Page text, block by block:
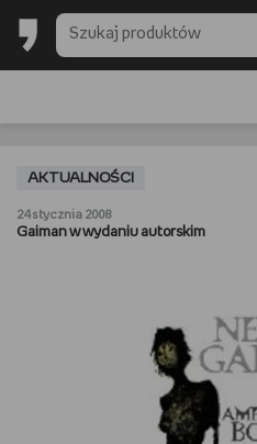
BACK TO SCHOOL
SŁUCHAM
PREZENTOWNIKI
AKTUALNOŚCI
24 stycznia 2008
Gaiman w wydaniu autorskim